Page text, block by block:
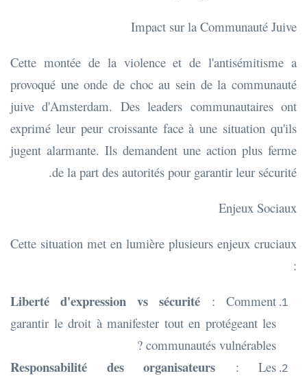
Impact sur la Communauté Juive
Cette montée de la violence et de l'antisémitisme a
provoqué une onde de choc au sein de la communauté
juive d'Amsterdam. Des leaders communautaires ont
exprimé leur peur croissante face à une situation qu'ils
jugent alarmante. Ils demandent une action plus ferme
de la part des autorités pour garantir leur sécurité.
Enjeux Sociaux
Cette situation met en lumière plusieurs enjeux cruciaux
:
Liberté d'expression vs sécurité : Comment
garantir le droit à manifester tout en protégeant les
communautés vulnérables ?
Responsabilité des organisateurs : Les